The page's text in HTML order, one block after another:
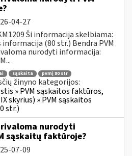
04-27
Ši informacija skelbiama:
(80 str.) Bendra PVM
nurodyti informacija:
sąskaita
pvmį 80 str
žinyno kategorijos:
» PVM sąskaitos faktūros,
skyrius) » PVM sąskaitos
str.)
nurodyti
sąskaitų faktūroje?
07-09